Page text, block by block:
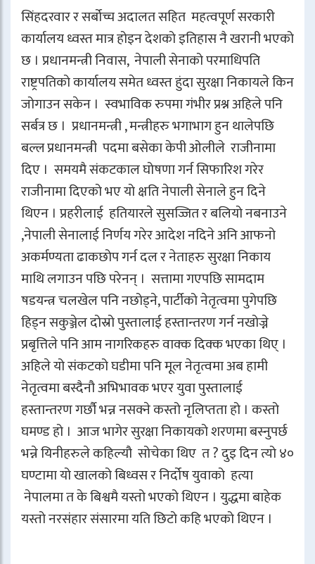
सिंहदरवार र सर्बोच्च अदालत सहित महत्वपूर्ण सरकारी
कार्यालय ध्वस्त मात्र होइन देशको इतिहास नै खरानी भएको
छ । प्रधानमन्त्री निवास, नेपाली सेनाको परमाधिपति
राष्ट्रपतिको कार्यालय समेत ध्वस्त हुंदा सुरक्षा निकायले किन
जोगाउन सकेन । स्वभाविक रुपमा गंभीर प्रश्न अहिले पनि
सर्बत्र छ । प्रधानमन्त्री , मन्त्रीहरु भगाभाग हुन थालेपछि
बल्ल प्रधानमन्त्री पदमा बसेका केपी ओलीले राजीनामा
दिए । समयमै संकटकाल घोषणा गर्न सिफारिश गरेर
राजीनामा दिएको भए यो क्षति नेपाली सेनाले हुन दिने
थिएन । प्रहरीलाई हतियारले सुसज्जित र बलियो नबनाउने
,नेपाली सेनालाई निर्णय गरेर आदेश नदिने अनि आफनो
अकर्मण्यता ढाकछोप गर्न दल र नेताहरु सुरक्षा निकाय
माथि लगाउन पछि परेनन् । सत्तामा गएपछि सामदाम
षडयन्त्र चलखेल पनि नछोड्ने, पार्टीको नेतृत्वमा पुगेपछि
हिड्न सकुञ्जेल दोस्रो पुस्तालाई हस्तान्तरण गर्न नखोज्ने
प्रबृत्तिले पनि आम नागरिकहरु वाक्क दिक्क भएका थिए् ।
अहिले यो संकटको घडीमा पनि मूल नेतृत्वमा अब हामी
नेतृत्वमा बस्दैनौ अभिभावक भएर युवा पुस्तालाई
हस्तान्तरण गर्छौ भन्न नसक्ने कस्तो नृलिप्तता हो । कस्तो
घमण्ड हो । आज भागेर सुरक्षा निकायको शरणमा बस्नुपर्छ
भन्ने यिनीहरुले कहिल्यौ सोचेका थिए त ? दुइ दिन त्यो ४०
घण्टामा यो खालको बिध्वस र निर्दोष युवाको हत्या
नेपालमा त के बिश्वमै यस्तो भएको थिएन । युद्धमा बाहेक
यस्तो नरसंहार संसारमा यति छिटो कहि भएको थिएन ।